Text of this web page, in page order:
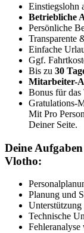
Einstiegslohn
Betriebliche
Persönliche
Transparente
Einfache
Ggf.
Bis zu 30
Mitarbeiter-
Bonus für das
Gratulations-
Mit Pro
Deiner Seite.
Deine
Vlotho:
Planung und
Technische